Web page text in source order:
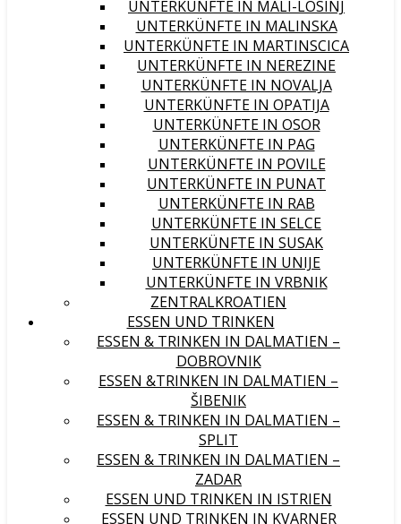
UNTERKÜNFTE IN MALI-LOSINJ
UNTERKÜNFTE IN MALINSKA
UNTERKÜNFTE IN MARTINSCICA
UNTERKÜNFTE IN NEREZINE
UNTERKÜNFTE IN NOVALJA
UNTERKÜNFTE IN OPATIJA
UNTERKÜNFTE IN OSOR
UNTERKÜNFTE IN PAG
UNTERKÜNFTE IN POVILE
UNTERKÜNFTE IN PUNAT
UNTERKÜNFTE IN RAB
UNTERKÜNFTE IN SELCE
UNTERKÜNFTE IN SUSAK
UNTERKÜNFTE IN UNIJE
UNTERKÜNFTE IN VRBNIK
ZENTRALKROATIEN
ESSEN UND TRINKEN
ESSEN & TRINKEN IN DALMATIEN –
DOBROVNIK
ESSEN &TRINKEN IN DALMATIEN –
ŠIBENIK
ESSEN & TRINKEN IN DALMATIEN –
SPLIT
ESSEN & TRINKEN IN DALMATIEN –
ZADAR
ESSEN UND TRINKEN IN ISTRIEN
ESSEN UND TRINKEN IN KVARNER